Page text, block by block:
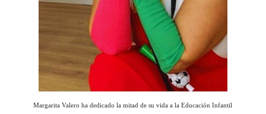
Margarita Valero ha dedicado la mitad de su vida a la Educación Infantil